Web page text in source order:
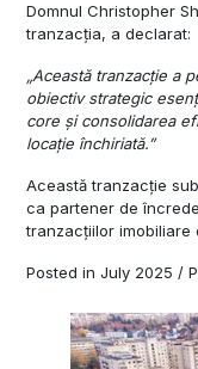
Domnul Christopher
tranzacția, a declarat:
„Această tranzacție a
obiectiv strategic
core și consolidarea
locație închiriată.”
Această tranzacție
ca partener de
tranzacțiilor imobiliare
Posted in July 2025 /